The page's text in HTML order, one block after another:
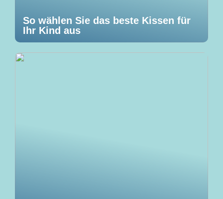
So wählen Sie das beste Kissen für
Ihr Kind aus